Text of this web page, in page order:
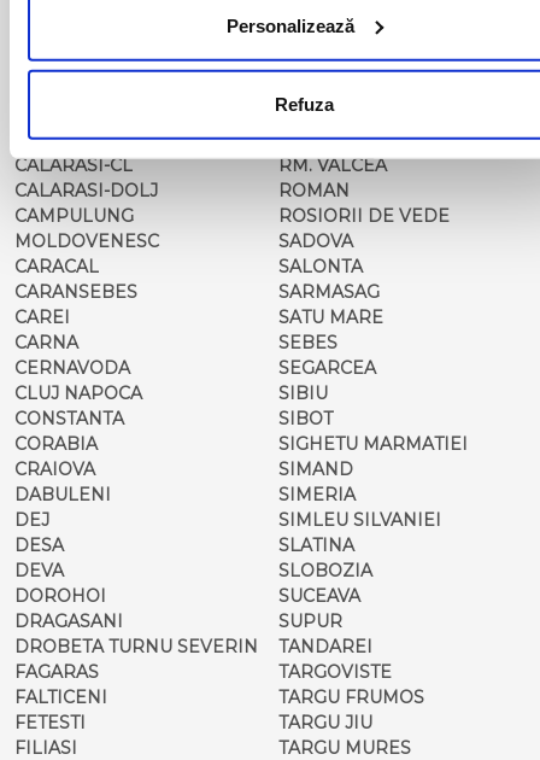
Personalizează
Refuza
BRASOV
CALAFAT
CALARASI-CL
CALARASI-DOLJ
CAMPULUNG
MOLDOVENESC
CARACAL
CARANSEBES
CAREI
CARNA
CERNAVODA
CLUJ NAPOCA
CONSTANTA
CORABIA
CRAIOVA
DABULENI
DEJ
DESA
DEVA
DOROHOI
DRAGASANI
DROBETA TURNU SEVERIN
FAGARAS
FALTICENI
FETESTI
FILIASI
PODARI
POIANA MARE
RADOVAN
REGHIN
RESITA
RM. VALCEA
ROMAN
ROSIORII DE VEDE
SADOVA
SALONTA
SARMASAG
SATU MARE
SEBES
SEGARCEA
SIBIU
SIBOT
SIGHETU MARMATIEI
SIMAND
SIMERIA
SIMLEU SILVANIEI
SLATINA
SLOBOZIA
SUCEAVA
SUPUR
TANDAREI
TARGOVISTE
TARGU FRUMOS
TARGU JIU
TARGU MURES